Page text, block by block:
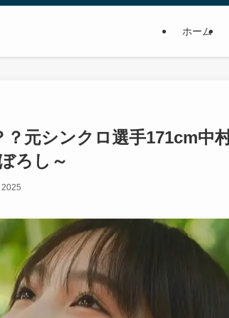
ホーム
？元シンクロ選手171cm中
ろし～